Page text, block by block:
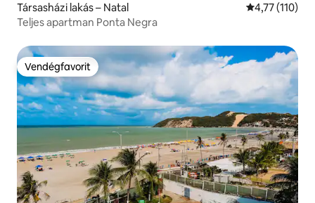
Társasházi lakás – Natal Átlagos
4,77 (110)
Teljes apartman Ponta Negra
Vendégfavorit
Vendégfavorit